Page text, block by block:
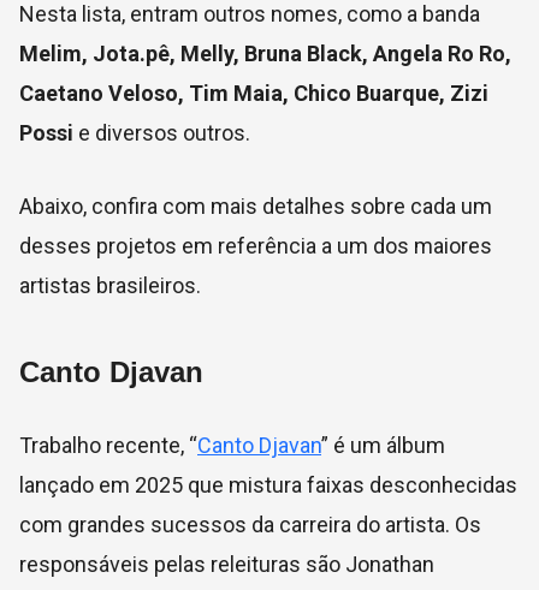
Nesta lista, entram outros nomes, como a banda
Melim, Jota.pê, Melly, Bruna Black, Angela Ro Ro,
Caetano Veloso, Tim Maia, Chico Buarque, Zizi
Possi e diversos outros.
Abaixo, confira com mais detalhes sobre cada um
desses projetos em referência a um dos maiores
artistas brasileiros.
Canto Djavan
Trabalho recente, “Canto Djavan” é um álbum
lançado em 2025 que mistura faixas desconhecidas
com grandes sucessos da carreira do artista. Os
responsáveis pelas releituras são Jonathan